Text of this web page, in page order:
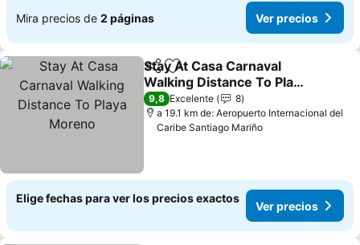
Mira precios de 2 páginas Ver precios
CompartirAgregar a favoritos
Stay At Casa Carnaval
Walking Distance To Playa
Moreno
9,8 Excelente
8
a 19.1 km de: Aeropuerto Internacional del
Caribe Santiago Mariño
Elige fechas para ver los precios exactos
Ver precios